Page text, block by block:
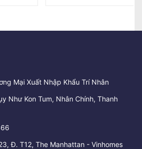
Mại Xuất Nhập Khẩu Trí Nhân
Như Kon Tum, Nhân Chính, Thanh
Đ. T12, The Manhattan - Vinhomes